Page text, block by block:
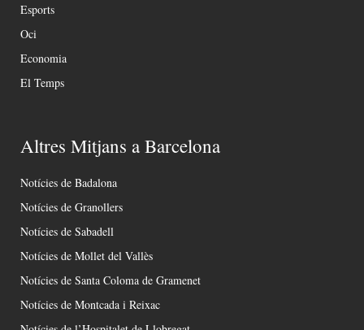
Esports
Oci
Economia
El Temps
Altres Mitjans a Barcelona
Notícies de Badalona
Notícies de Granollers
Notícies de Sabadell
Notícies de Mollet del Vallès
Notícies de Santa Coloma de Gramenet
Notícies de Montcada i Reixac